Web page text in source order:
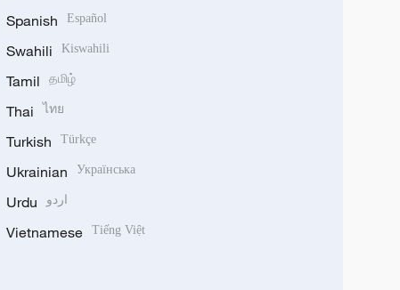
Spanish Español
Swahili Kiswahili
Tamil தமிழ்
Thai ไทย
Turkish Türkçe
Ukrainian Українська
Urdu اردو
Vietnamese Tiếng Việt